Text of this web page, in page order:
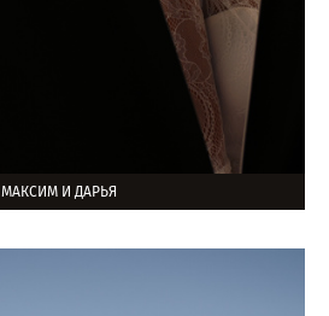
МАКСИМ И ДАРЬЯ